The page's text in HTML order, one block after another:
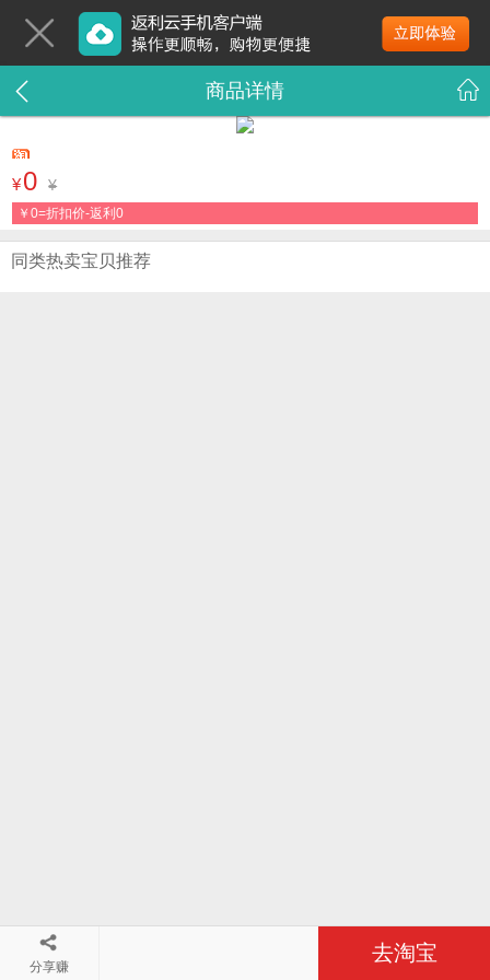
商品详情
¥0 ¥
￥0=折扣价-返利0
分享赚
去淘宝
同类热卖宝贝推荐